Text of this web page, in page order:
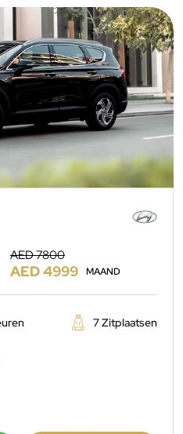
AED 7800
AED 4999 MAAND
7 Zitplaatsen